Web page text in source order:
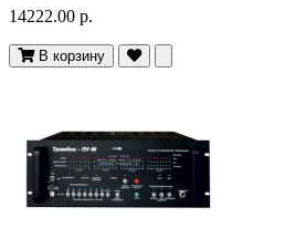
14222.00 р.
В корзину